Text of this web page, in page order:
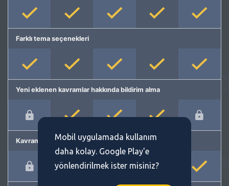
Farklı tema seçenekleri
Yeni eklenen kavramlar hakkında bildirim alma
Kavram önermeMobil uygulamada kullanım
daha kolay. Google Play'e
yönlendirilmek ister misiniz?